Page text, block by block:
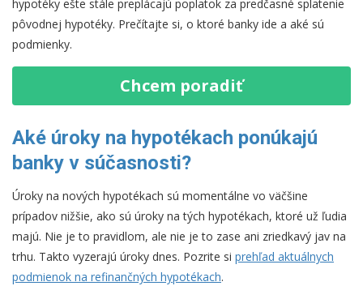
hypotéky ešte stále preplácajú poplatok za predčasné splatenie
pôvodnej hypotéky. Prečítajte si, o ktoré banky ide a aké sú
podmienky.
Chcem poradiť
Aké úroky na hypotékach ponúkajú
banky v súčasnosti?
Úroky na nových hypotékach sú momentálne vo väčšine
prípadov nižšie, ako sú úroky na tých hypotékach, ktoré už ľudia
majú. Nie je to pravidlom, ale nie je to zase ani zriedkavý jav na
trhu. Takto vyzerajú úroky dnes. Pozrite si prehľad aktuálnych
podmienok na refinančných hypotékach.